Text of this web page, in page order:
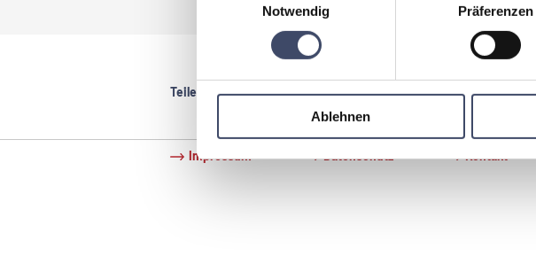
Notwendig
Präferenzen
Ablehnen
Teilen:
Impressum Datenschutz Kontakt